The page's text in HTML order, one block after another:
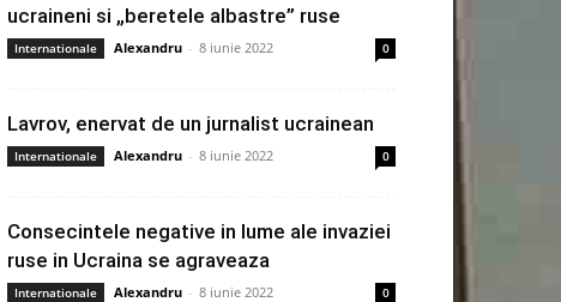
ucraineni si „beretele albastre” ruse
Internationale Alexandru - 8 iunie 2022 0
Lavrov, enervat de un jurnalist ucrainean
Internationale Alexandru - 8 iunie 2022 0
Consecintele negative in lume ale invaziei
ruse in Ucraina se agraveaza
Internationale Alexandru - 8 iunie 2022 0